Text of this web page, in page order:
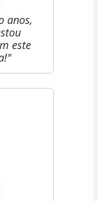
anos,
este